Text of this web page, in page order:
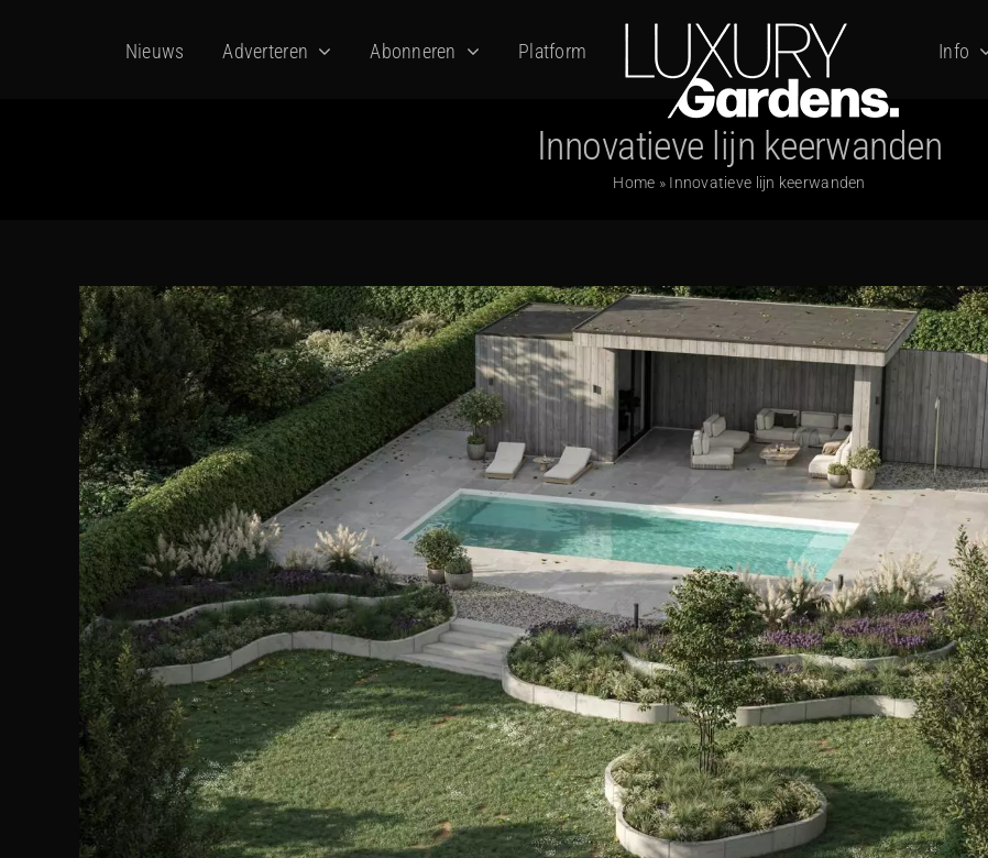
Nieuws Adverteren Abonneren Platform Info
Innovatieve lijn keerwanden
Home » Innovatieve lijn keerwanden
Bekijk
grotere
afbeelding